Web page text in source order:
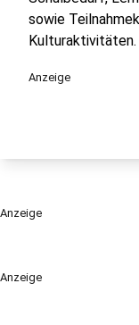
Anzeige
sowie
Anzeige
Anzeige